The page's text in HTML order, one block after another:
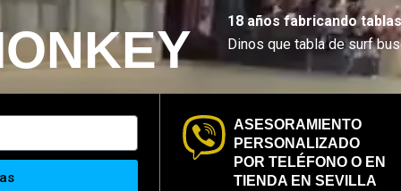
18 años fabricando
Dinos que tabla de surf
ASESORAMIENTO
PERSONALIZADO
POR TELÉFONO O EN
TIENDA EN SEVILLA